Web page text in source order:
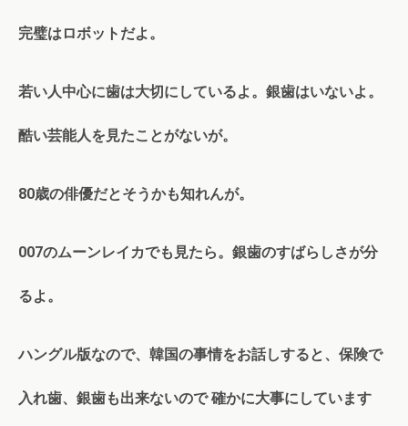
完璧はロボットだよ。
若い人中心に歯は大切にしているよ。銀歯はいないよ。
酷い芸能人を見たことがないが。
80歳の俳優だとそうかも知れんが。
007のムーンレイカでも見たら。銀歯のすばらしさが分
るよ。
ハングル版なので、韓国の事情をお話しすると、保険で
入れ歯、銀歯も出来ないので 確かに大事にしています